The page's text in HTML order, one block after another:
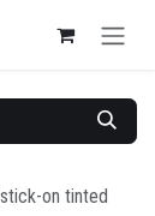
on tinted